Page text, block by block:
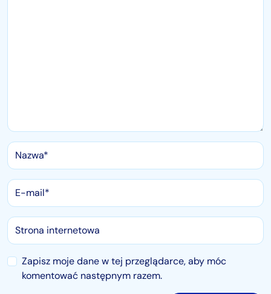
Zapisz moje dane w tej przeglądarce, aby móc
komentować następnym razem.